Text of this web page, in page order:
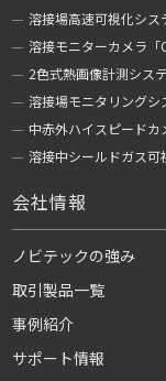
溶接場高速可視化シ
溶接モニターカメラ「
2色式熱画像計測シス
溶接場モニタリングシ
中赤外ハイスピードカ
溶接中シールドガス可
会社情報
ノビテックの強み
取引製品一覧
事例紹介
サポート情報